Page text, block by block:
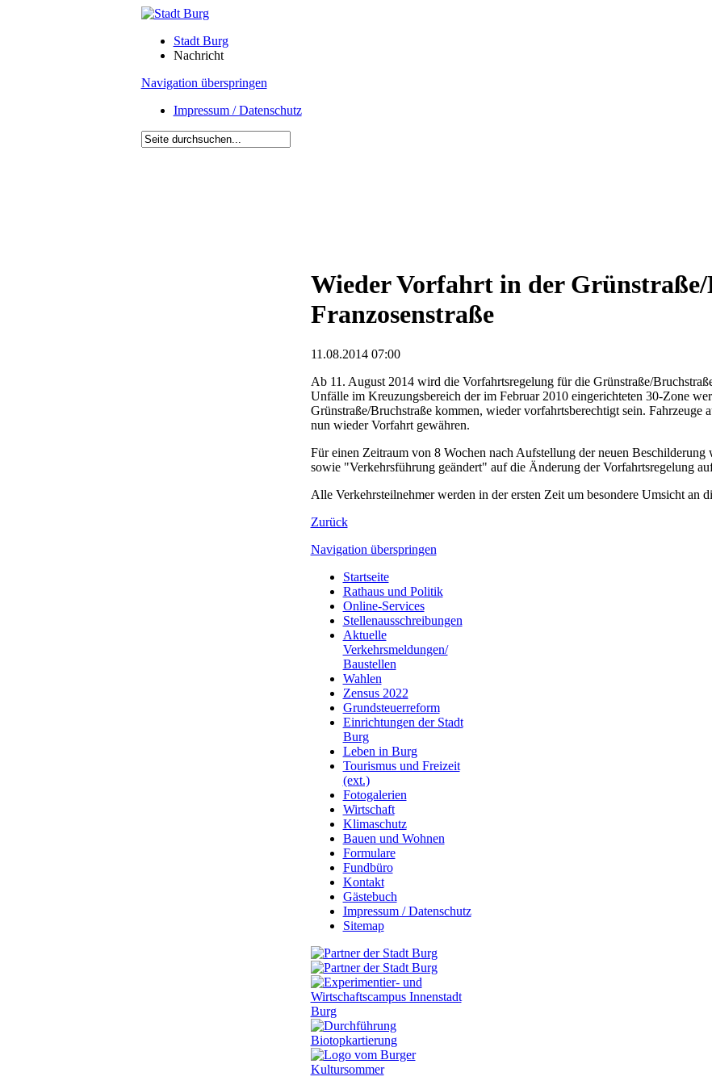
Stadt Burg
Nachricht
Navigation überspringen
Impressum / Datenschutz
Wieder Vorfahrt in der
Franzosenstraße
11.08.2014 07:00
Ab 11. August 2014 wird die Vorfahrtsregelung für die Grünstraße/
Unfälle im Kreuzungsbereich der im Februar 2010 eingerichteten 30-Zone
Grünstraße/Bruchstraße kommen, wieder vorfahrtsberechtigt sein. Fahrzeuge
nun wieder Vorfahrt gewähren.
Für einen Zeitraum von 8 Wochen nach Aufstellung der neuen
sowie "Verkehrsführung geändert" auf die Änderung der Vorfahrtsregelung
Alle Verkehrsteilnehmer werden in der ersten Zeit um besondere Umsicht an
Zurück
Navigation überspringen
Startseite
Rathaus und Politik
Online-Services
Stellenausschreibungen
Aktuelle
Verkehrsmeldungen/
Baustellen
Wahlen
Zensus 2022
Grundsteuerreform
Einrichtungen der Stadt
Burg
Leben in Burg
Tourismus und Freizeit
(ext.)
Fotogalerien
Wirtschaft
Klimaschutz
Bauen und Wohnen
Formulare
Fundbüro
Kontakt
Gästebuch
Impressum / Datenschutz
Sitemap